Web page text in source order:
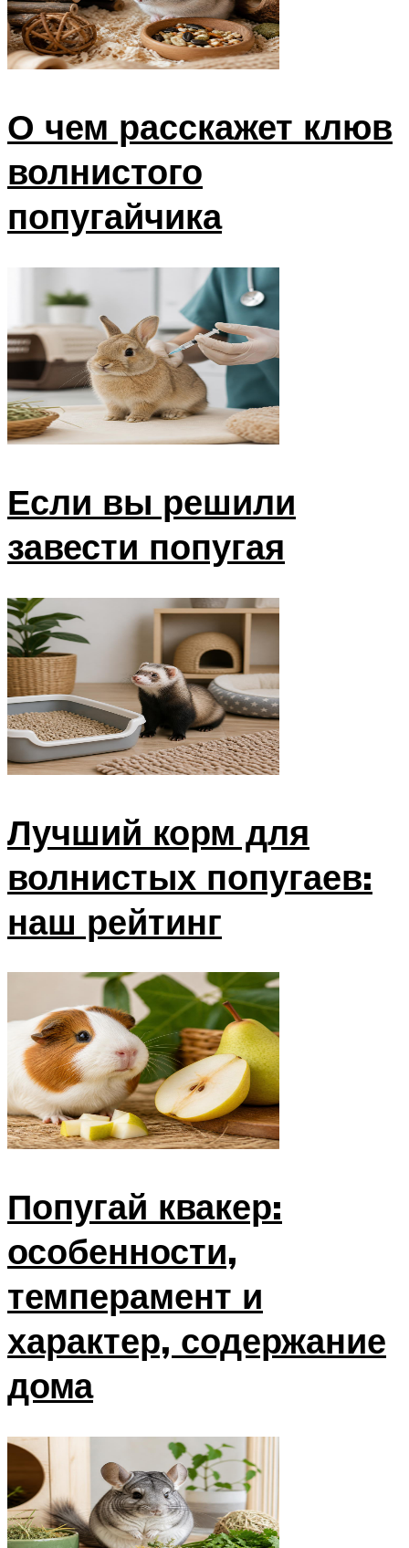
О чем расскажет клюв
волнистого
попугайчика
Если вы решили
завести попугая
Лучший корм для
волнистых попугаев:
наш рейтинг
Попугай квакер:
особенности,
темперамент и
характер, содержание
дома